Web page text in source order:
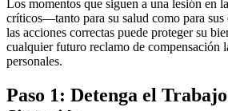
Los momentos que siguen a una lesión en
críticos—tanto para su salud como para sus
las acciones correctas puede proteger su
cualquier futuro reclamo de compensación
personales.
Paso 1: Detenga el